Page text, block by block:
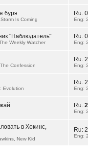
буря
Is Coming
Ru:
Eng:
"Наблюдатель"
Weekly Watcher
Ru:
Eng:
Confession
Ru:
Eng:
Evolution
Ru:
Eng:
Ru:
Eng:
в Хокинс,
New Kid
Ru:
Eng: